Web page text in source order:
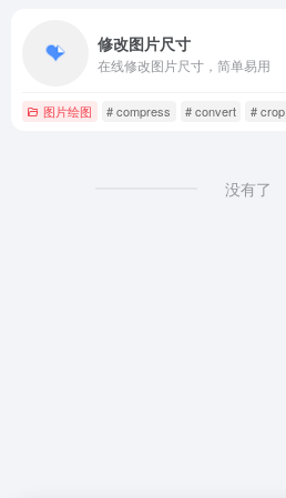
修改图片尺寸
在线修改图片尺寸，简单易用
图片绘图 # compress # convert # crop
没有了